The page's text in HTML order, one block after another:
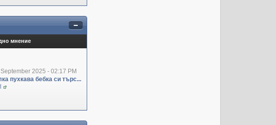
мнение
2025 - 02:17 PM
пухкава бебка си търс...